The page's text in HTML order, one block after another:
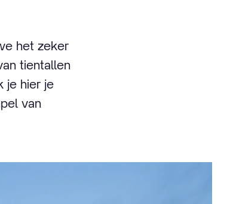
het zeker
tientallen
je hier je
van